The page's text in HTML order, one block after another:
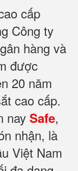
cấp
Công ty
hàng và
được
20 năm
cao cấp.
nay Safe,
nhận, là
Việt Nam